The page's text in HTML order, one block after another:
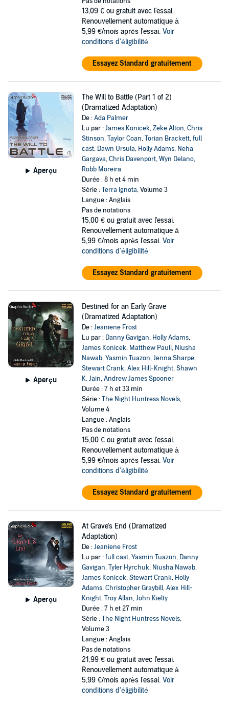
13,09 € ou gratuit avec l'essai.
Renouvellement automatique à
5,99 €/mois après l'essai. Voir
conditions d'éligibilité
Essayez Standard gratuitement
Aperçu
The Will to Battle (Part 1 of 2)
(Dramatized Adaptation)
De :Ada Palmer
Lu par :James Konicek,Zeke Alton,Chris
Stinson,Taylor Coan,Torian Brackett,full
cast, Dawn Ursula, Holly Adams, Neha
Gargava,Chris Davenport,Wyn Delano,
Robb Moreira
Durée : 8 h et 4 min
Série :Terra Ignota, Volume 3
Langue : Anglais
Pas de notations
15,00 € ou gratuit avec l'essai.
Renouvellement automatique à
5,99 €/mois après l'essai. Voir
conditions d'éligibilité
Essayez Standard gratuitement
Aperçu
Destined for an Early Grave
(Dramatized Adaptation)
De :Jeaniene Frost
Lu par : Danny Gavigan, Holly Adams,
James Konicek, Matthew Pauli, Niusha
Nawab,Yasmin Tuazon,Jenna Sharpe,
Stewart Crank,Alex Hill-Knight,Shawn
K. Jain,Andrew James Spooner
Durée : 7 h et 33 min
Série :The Night Huntress Novels,
Volume 4
Langue : Anglais
Pas de notations
15,00 € ou gratuit avec l'essai.
Renouvellement automatique à
5,99 €/mois après l'essai. Voir
conditions d'éligibilité
Essayez Standard gratuitement
Aperçu
At Grave's End (Dramatized
Adaptation)
De :Jeaniene Frost
Lu par :full cast,Yasmin Tuazon, Danny
Gavigan,Tyler Hyrchuk, Niusha Nawab,
James Konicek,Stewart Crank, Holly
Adams,Christopher Graybill,Alex Hill-
Knight,Troy Allan,John Kielty
Durée : 7 h et 27 min
Série :The Night Huntress Novels,
Volume 3
Langue : Anglais
Pas de notations
21,99 € ou gratuit avec l'essai.
Renouvellement automatique à
5,99 €/mois après l'essai. Voir
conditions d'éligibilité